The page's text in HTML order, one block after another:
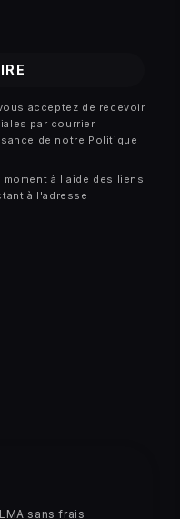
acceptez de recevoir
par courrier
de notre Politique
à l'aide des liens
à l'adresse
sans frais